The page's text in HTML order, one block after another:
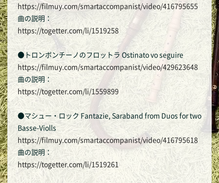
https://filmuy.com/smartaccompanist/video/416795655
曲の説明：
https://togetter.com/li/1519258
●トロンボンチーノのフロットラ Ostinato vo seguire
https://filmuy.com/smartaccompanist/video/429623648
曲の説明：
https://togetter.com/li/1559899
●マシュー・ロック Fantazie, Saraband from Duos for two
Basse-Violls
https://filmuy.com/smartaccompanist/video/416795618
曲の説明：
https://togetter.com/li/1519261